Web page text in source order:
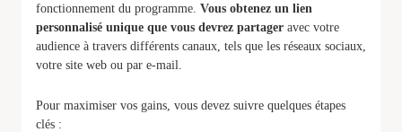
fonctionnement du programme. Vous obtenez un lien
personnalisé unique que vous devrez partager avec votre
audience à travers différents canaux, tels que les réseaux sociaux,
votre site web ou par e-mail.
Pour maximiser vos gains, vous devez suivre quelques étapes
clés :